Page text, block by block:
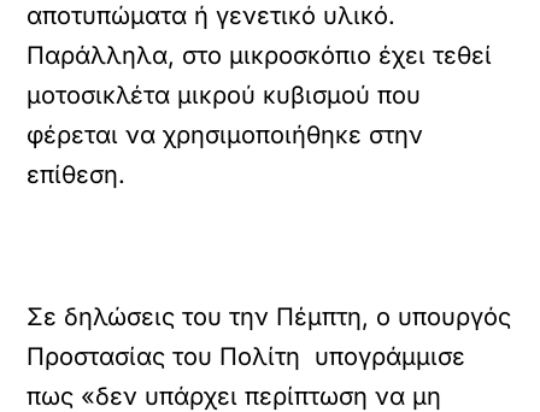
αποτυπώματα ή γενετικό υλικό.
Παράλληλα, στο μικροσκόπιο έχει τεθεί
μοτοσικλέτα μικρού κυβισμού που
φέρεται να χρησιμοποιήθηκε στην
επίθεση.
Σε δηλώσεις του την Πέμπτη, ο υπουργός
Προστασίας του Πολίτη υπογράμμισε
πως «δεν υπάρχει περίπτωση να μη